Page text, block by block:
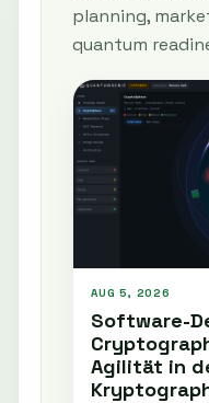
planning,
quantum
AUG 5, 2026
Software-
Agilität in